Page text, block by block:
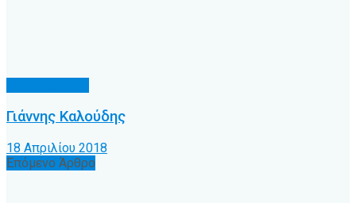
Γιάννης Καλούδης
18 Απριλίου 2018
Επόμενο Άρθρο